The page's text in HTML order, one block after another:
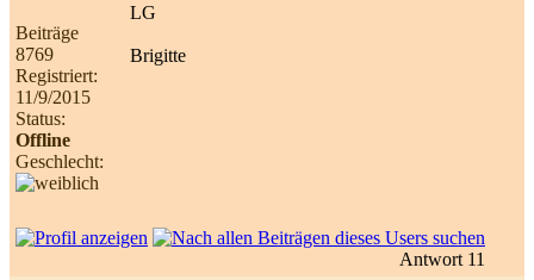
Beiträge
8769
Registriert:
11/9/2015
Status:
Offline
Geschlecht:
LG
Brigitte
Antwort 11